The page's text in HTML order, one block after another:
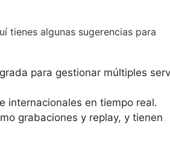
tienes algunas sugerencias para
para gestionar múltiples
internacionales en tiempo real.
grabaciones y replay, y tienen